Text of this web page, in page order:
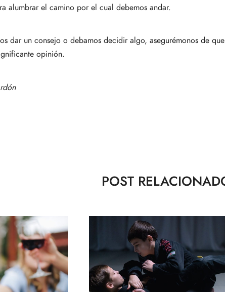
alumbrar el camino por el cual debemos andar.
dar un consejo o debamos decidir algo, asegurémonos de
opinión.
POST